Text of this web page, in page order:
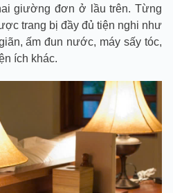
giường đơn ở lầu trên. Từng
trang bị đầy đủ tiện nghi như
ấm đun nước, máy sấy tóc,
ích khác.